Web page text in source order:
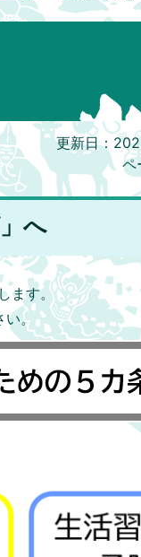
更新日：
ペ
へ
ます。
。